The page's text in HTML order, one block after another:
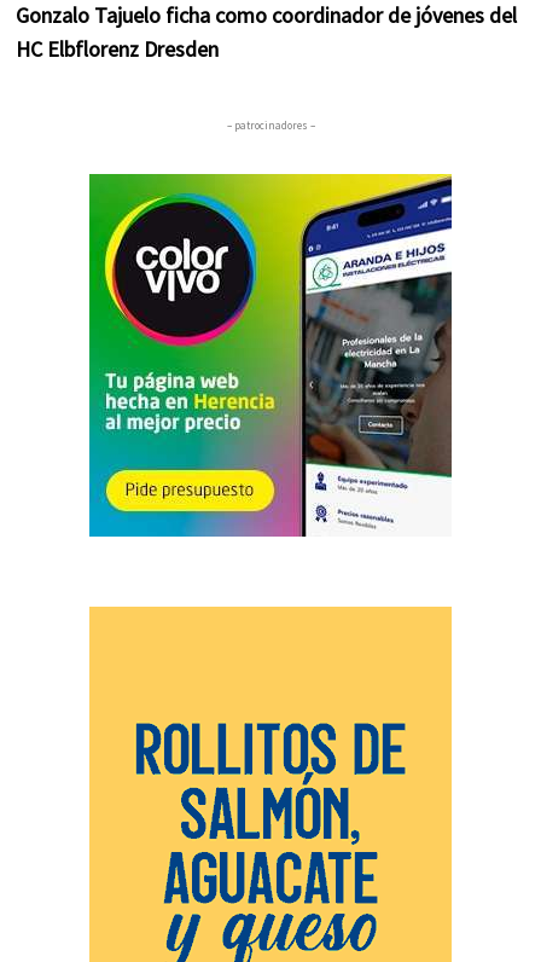
Gonzalo Tajuelo ficha como coordinador de jóvenes del
HC Elbflorenz Dresden
– patrocinadores –